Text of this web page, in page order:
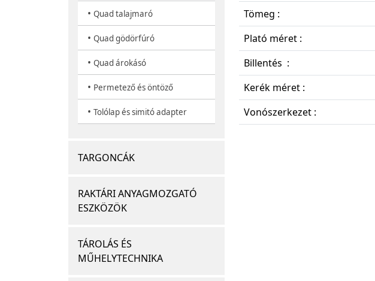
• Quad talajmaró
• Quad gödörfúró
• Quad árokásó
• Permetező és öntöző
• Tolólap és simitó adapter
TARGONCÁK
RAKTÁRI ANYAGMOZGATÓ
ESZKÖZÖK
TÁROLÁS ÉS
MŰHELYTECHNIKA
Tömeg :
Plató méret :
Billentés :
Kerék méret :
Vonószerkezet :